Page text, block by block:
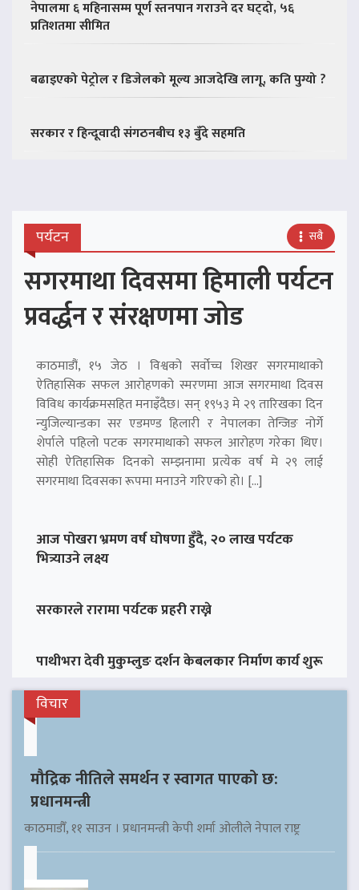
नेपालमा ६ महिनासम्म पूर्ण स्तनपान गराउने दर घट्दो, ५६
प्रतिशतमा सीमित
बढाइएको पेट्रोल र डिजेलको मूल्य आजदेखि लागू, कति पुग्यो ?
सरकार र हिन्दूवादी संगठनबीच १३ बुँदे सहमति
पर्यटन सबै
सगरमाथा दिवसमा हिमाली पर्यटन
प्रवर्द्धन र संरक्षणमा जोड
काठमाडौं, १५ जेठ । विश्वको सर्वोच्च शिखर सगरमाथाको
ऐतिहासिक सफल आरोहणको स्मरणमा आज सगरमाथा दिवस
विविध कार्यक्रमसहित मनाइँदैछ। सन् १९५३ मे २९ तारिखका दिन
न्युजिल्यान्डका सर एडमण्ड हिलारी र नेपालका तेन्जिङ नोर्गे
शेर्पाले पहिलो पटक सगरमाथाको सफल आरोहण गरेका थिए।
सोही ऐतिहासिक दिनको सम्झनामा प्रत्येक वर्ष मे २९ लाई
सगरमाथा दिवसका रूपमा मनाउने गरिएको हो। […]
आज पोखरा भ्रमण वर्ष घोषणा हुँदै, २० लाख पर्यटक
भित्र्याउने लक्ष्य
सरकारले रारामा पर्यटक प्रहरी राख्ने
पाथीभरा देवी मुकुम्लुङ दर्शन केबलकार निर्माण कार्य शुरू
विचार
मौद्रिक नीतिले समर्थन र स्वागत पाएको छ:
प्रधानमन्त्री
काठमाडौँ, ११ साउन । प्रधानमन्त्री केपी शर्मा ओलीले नेपाल राष्ट्र